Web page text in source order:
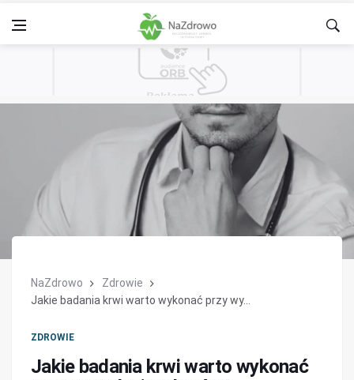
NaZdrowo
Zdrowie
Jakie badania krwi warto wykonać przy wy...
ZDROWIE
Jakie badania krwi warto wykonać